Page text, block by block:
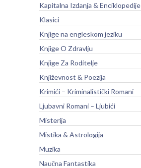
Kapitalna Izdanja & Enciklopedije
Klasici
Knjige na engleskom jeziku
Knjige O Zdravlju
Knjige Za Roditelje
Književnost & Poezija
Krimići – Kriminalistički Romani
Ljubavni Romani – Ljubići
Misterija
Mistika & Astrologija
Muzika
Naučna Fantastika